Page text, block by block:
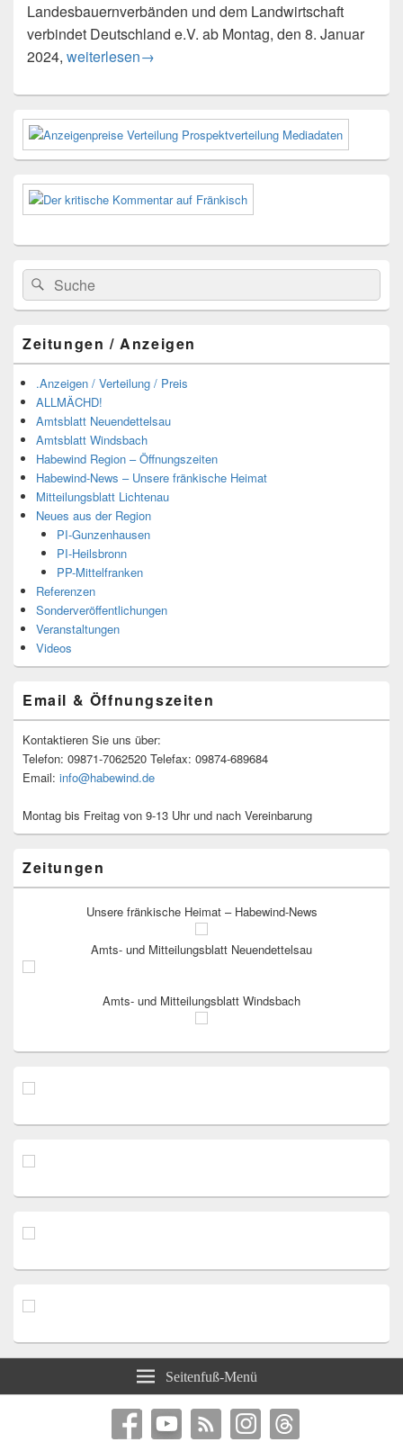
Landesbauernverbänden und dem Landwirtschaft
verbindet Deutschland e.V. ab Montag, den 8. Januar
2024, Verkehrsbehinderungen auf Grund von
weiterlesen→
Primärer
Seitenleisten-
Widgetbereich
Suchen
nach:
Suchen
Zeitungen / Anzeigen
.Anzeigen / Verteilung / Preis
ALLMÄCHD!
Amtsblatt Neuendettelsau
Amtsblatt Windsbach
Habewind Region – Öffnungszeiten
Habewind-News – Unsere fränkische Heimat
Mitteilungsblatt Lichtenau
Neues aus der Region
PI-Gunzenhausen
PI-Heilsbronn
PP-Mittelfranken
Referenzen
Sonderveröffentlichungen
Veranstaltungen
Videos
Email & Öffnungszeiten
Kontaktieren Sie uns über:
Telefon: 09871-7062520 Telefax: 09874-689684
Email: info@habewind.de
Montag bis Freitag von 9-13 Uhr und nach Vereinbarung
Zeitungen
Unsere fränkische Heimat – Habewind-News
Amts- und Mitteilungsblatt Neuendettelsau
Amts- und Mitteilungsblatt Windsbach
Seitenfuß-Menü